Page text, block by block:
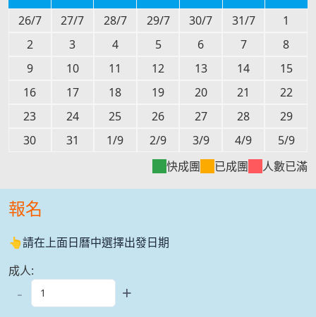
26/7
27/7 28/7 29/7 30/7 31/7
1
2
3 4 5 6 7
8
9
10 11 12 13 14
15
16
17 18 19 20 21
22
23
24 25 26 27 28
29
30
31 1/9 2/9 3/9 4/9
5/9
快成團
已成團 人數已滿
報名
👆請在上面日曆中選擇出發日期
成人:
- +